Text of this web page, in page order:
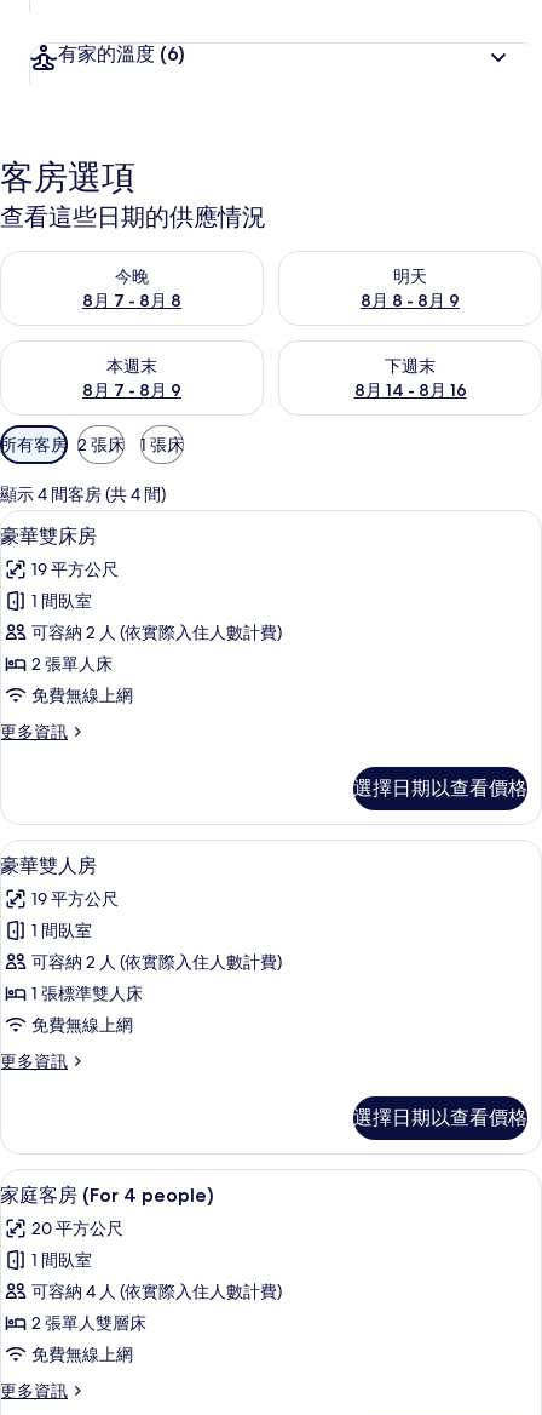
有家的溫度 (6)
客房選項
查看這些日期的供應情況
今晚
8月 7 - 8月 8
查看今晚 (8月 7 - 8月 8) 的供應情況
明天
8月 8 - 8月 9
查看明天 (8月 8 - 8月 9) 的供
本週末
8月 7 - 8月 9
查看本週末 (8月 7 - 8月 9) 的供應情況
下週末
8月 14 - 8月 16
查看下週末 (8月 14 - 8月 16)
可
用
的
客
房
篩
選
條
所有客房 2 張床 1 張床
顯示 4 間客房 (共 4 間)
顯
示
豪
華
雙
床
的
有
相
片
豪華雙床房 | 遮光布/窗簾、熨斗/熨衣
10
豪華雙床房
19 平方公尺
1 間臥室
可容納 2 人 (依實際入住人數計費)
2 張單人床
免費無線上網
更多資訊
更
雙
床
房
詳
情
選擇日期以查看價格
顯
示
豪
華
雙
人
的
有
相
片
豪華雙人房 | 遮光布/窗簾、熨斗/熨衣
5
豪華雙人房
19 平方公尺
1 間臥室
可容納 2 人 (依實際入住人數計費)
1 張標準雙人床
免費無線上網
更多資訊
更
雙
人
房
的
詳
情
選擇日期以查看價格
顯
示
家
庭
客
房
(For
4
家庭客房 (For 4 people) | 遮光布/窗
2
家庭客房 (For 4 people)
20 平方公尺
1 間臥室
可容納 4 人 (依實際入住人數計費)
2 張單人雙層床
免費無線上網
更多資訊
更